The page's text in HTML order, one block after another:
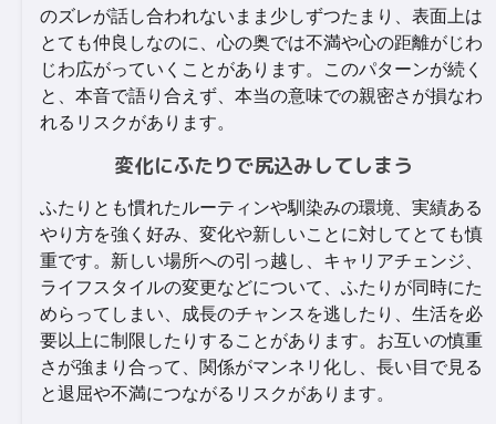
のズレが話し合われないまま少しずつたまり、表面上は
とても仲良しなのに、心の奥では不満や心の距離がじわ
じわ広がっていくことがあります。このパターンが続く
と、本音で語り合えず、本当の意味での親密さが損なわ
れるリスクがあります。
変化にふたりで尻込みしてしまう
ふたりとも慣れたルーティンや馴染みの環境、実績ある
やり方を強く好み、変化や新しいことに対してとても慎
重です。新しい場所への引っ越し、キャリアチェンジ、
ライフスタイルの変更などについて、ふたりが同時にた
めらってしまい、成長のチャンスを逃したり、生活を必
要以上に制限したりすることがあります。お互いの慎重
さが強まり合って、関係がマンネリ化し、長い目で見る
と退屈や不満につながるリスクがあります。